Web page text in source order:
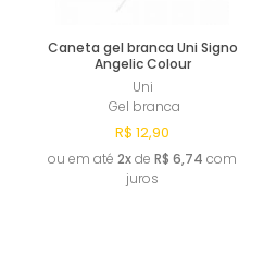
Caneta gel branca Uni Signo
Angelic Colour
Uni
Gel branca
R$ 12,90
ou em até 2xde R$ 6,74 com
juros